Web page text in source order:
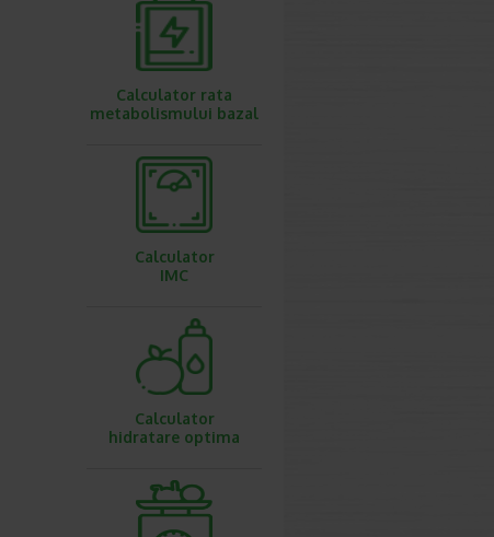
Calculator rata
metabolismului bazal
Calculator
IMC
Calculator
hidratare optima